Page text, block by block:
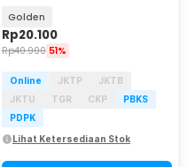
Golden
Rp20.100
Rp40.900 51%
Online JKTP
JKTB
JKTU
TGR CKP
PBKS
PDPK
Lihat Ketersediaan Stok